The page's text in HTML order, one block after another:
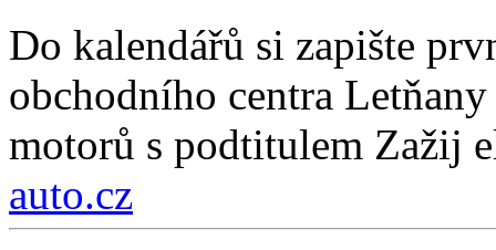
Do kalendářů si zapište
obchodního centra
motorů s podtitulem Zažij
auto.cz